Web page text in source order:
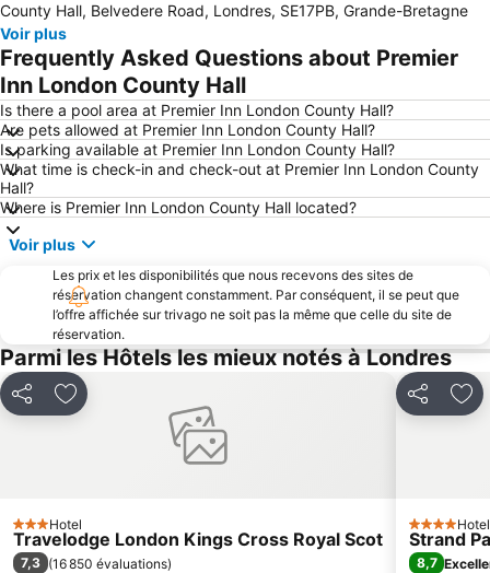
Oxford Street
Big Ben
Kings Cross
Victoria
Camden Town
Tower Bridge
Westminster
Aéroport de Londres-City
ExCeL
Notting Hill
Kensington
Shoreditch
South Kensington
Leicester Square
Picadilly Circus Station
O2 Arena
The London Eye
Aéroport de Londres-Luton
Gare d'Euston
London Bridge
Palais de Buckingham
Wembley
Trafalgar Square
Bayswater
County Hall, Belvedere Road, Londres, SE17PB, Grande-Bretagne
Voir plus
Frequently Asked Questions about Premier
Inn London County Hall
Is there a pool area at Premier Inn London County Hall?
Are pets allowed at Premier Inn London County Hall?
Is parking available at Premier Inn London County Hall?
What time is check-in and check-out at Premier Inn London County
Hall?
Where is Premier Inn London County Hall located?
Voir plus
Les prix et les disponibilités que nous recevons des sites de
réservation changent constamment. Par conséquent, il se peut que
l’offre affichée sur trivago ne soit pas la même que celle du site de
réservation.
Parmi les Hôtels les mieux notés à Londres
PartagerAjouter à mes favoris
3 Étoiles
Hotel
Travelodge London Kings Cross Royal Scot
7,3 (16 850 évaluations)
Partager
4 ÉtoilesHotel
Strand
8,7